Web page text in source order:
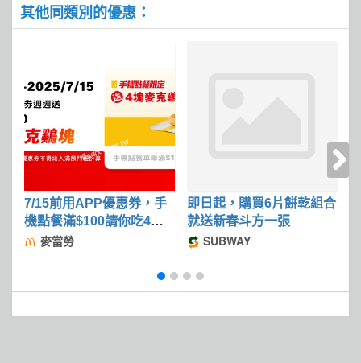
其他同類別的優惠：
7/15前用APP優惠券，手
機點餐滿$100請你吃4塊
麥克鷄塊
麥當勞
即日起，購買6片餅乾組合
就送新春斗方一張
SUBWAY